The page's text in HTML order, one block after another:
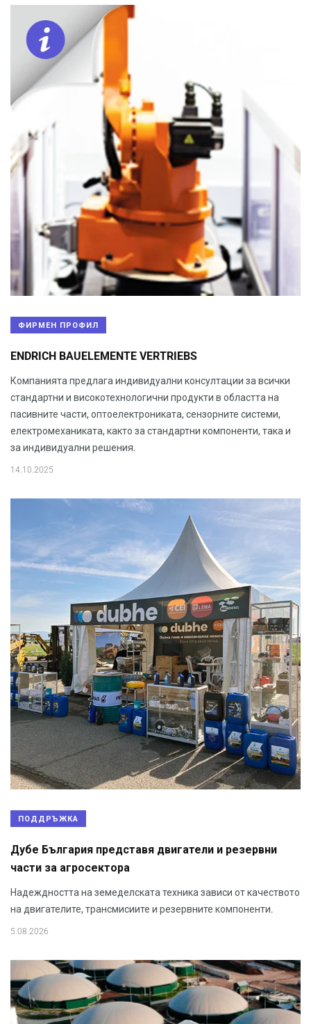
ФИРМЕН ПРОФИЛ
ENDRICH BAUELEMENTE VERTRIEBS
Компанията предлага индивидуални консултации за всички
стандартни и високотехнологични продукти в областта на
пасивните части, оптоелектрониката, сензорните системи,
електромеханиката, както за стандартни компоненти, така и
за индивидуални решения.
14.10.2025
ПОДДРЪЖКА
Дубе България представя двигатели и резервни
части за агросектора
Надеждността на земеделската техника зависи от качеството
на двигателите, трансмисиите и резервните компоненти.
5.08.2026